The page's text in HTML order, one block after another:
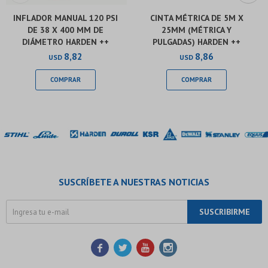
INFLADOR MANUAL 120 PSI
DE 38 X 400 MM DE
DIÁMETRO HARDEN ++
USD 8,82
CINTA MÉTRICA DE 5M X
25MM (MÉTRICA Y
PULGADAS) HARDEN ++
USD 8,86
SUSCRÍBETE A NUESTRAS NOTICIAS
SUSCRIBIRME
   